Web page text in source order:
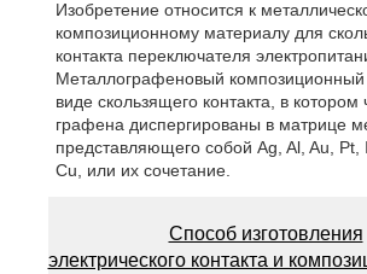
Изобретение относится к
композиционному материалу для
контакта переключателя
Металлографеновый композиционный
виде скользящего контакта, в котором
графена диспергированы в матрице
представляющего собой Ag, Al, Au, Pt,
Cu, или их сочетание.
Способ изготовления
электрического контакта и